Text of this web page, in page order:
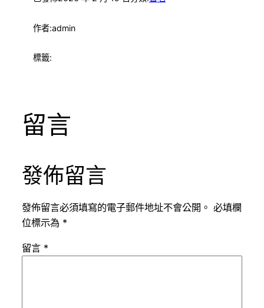
作者:admin
標籤:
留言
發佈留言
發佈留言必須填寫的電子郵件地址不會公開。 必填欄
位標示為 *
留言 *